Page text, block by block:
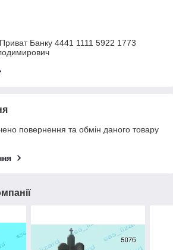
Банку 4441 1111 5922 1773
повернення та обмін даного товару